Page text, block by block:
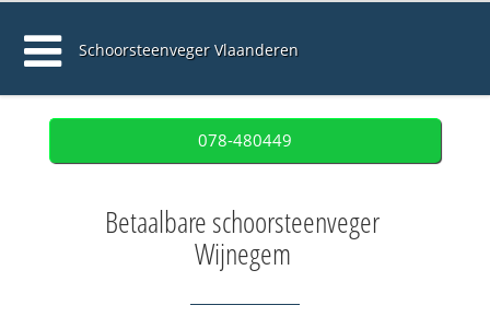
Schoorsteenveger Vlaanderen
078-480449
Betaalbare schoorsteenveger
Wijnegem